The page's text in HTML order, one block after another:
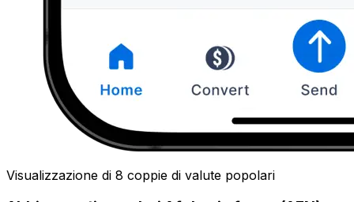
Visualizzazione di 8 coppie di valute popolari